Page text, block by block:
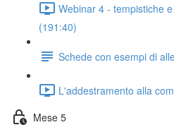
Webinar 4 - tempistiche
(191:40)
Schede con esempi di
L'addestramento alla
Mese 5